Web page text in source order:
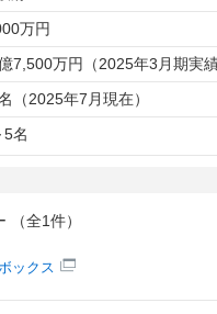
万円
7,500万円（2025年3月期実績
（2025年7月現在）
5名
（全1件）
ックス